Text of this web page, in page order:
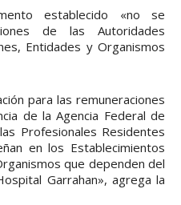
establecido «no se
de las Autoridades
Entidades y Organismos
para las remuneraciones
de la Agencia Federal de
Profesionales Residentes
en los Establecimientos
que dependen del
Garrahan», agrega la